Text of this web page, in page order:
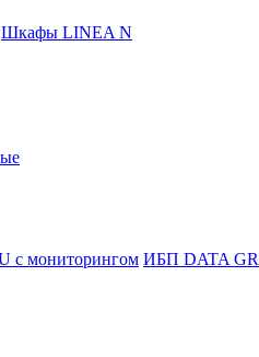
Шкафы LINEA N
с мониторингом ИБП DATA